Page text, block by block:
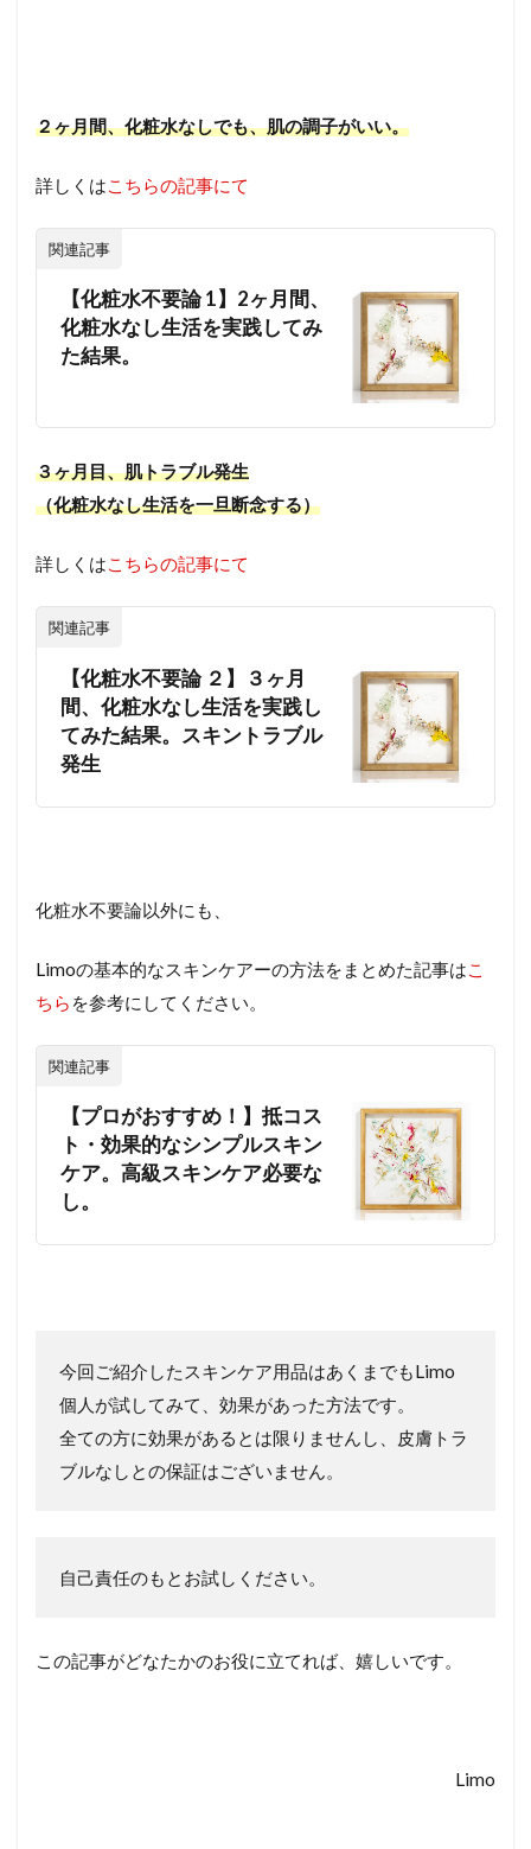
２ヶ月間、化粧水なしでも、肌の調子がいい。
詳しくはこちらの記事にて
関連記事
【化粧水不要論 1】2ヶ月間、
化粧水なし生活を実践してみ
た結果。
３ヶ月目、肌トラブル発生
（化粧水なし生活を一旦断念する）
詳しくはこちらの記事にて
関連記事
【化粧水不要論 ２】３ヶ月
間、化粧水なし生活を実践し
てみた結果。スキントラブル
発生
化粧水不要論以外にも、
Limoの基本的なスキンケアーの方法をまとめた記事はこ
ちら を参考にしてください。
関連記事
【プロがおすすめ！】抵コス
ト・効果的なシンプルスキン
ケア。高級スキンケア必要な
し。
今回ご紹介したスキンケア用品はあくまでもLimo
個人が試してみて、効果があった方法です。
全ての方に効果があるとは限りませんし、皮膚トラ
ブルなしとの保証はございません。
自己責任のもとお試しください。
この記事がどなたかのお役に立てれば、嬉しいです。
Limo